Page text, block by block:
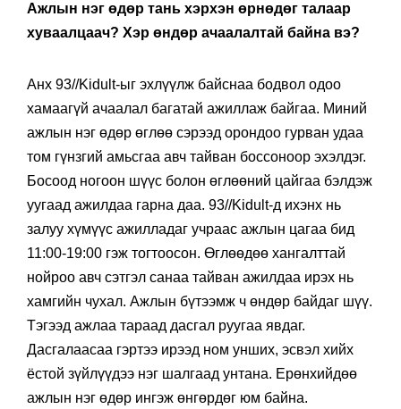
Ажлын нэг өдөр тань хэрхэн өрнөдөг талаар
хуваалцаач? Хэр өндөр ачаалалтай байна вэ?
Анх 93//Kidult-ыг эхлүүлж байснаа бодвол одоо
хамаагүй ачаалал багатай ажиллаж байгаа. Миний
ажлын нэг өдөр өглөө сэрээд орондоо гурван удаа
том гүнзгий амьсгаа авч тайван боссоноор эхэлдэг.
Босоод ногоон шүүс болон өглөөний цайгаа бэлдэж
уугаад ажилдаа гарна даа. 93//Kidult-д ихэнх нь
залуу хүмүүс ажилладаг учраас ажлын цагаа бид
11:00-19:00 гэж тогтоосон. Өглөөдөө хангалттай
нойроо авч сэтгэл санаа тайван ажилдаа ирэх нь
хамгийн чухал. Ажлын бүтээмж ч өндөр байдаг шүү.
Тэгээд ажлаа тараад дасгал руугаа явдаг.
Дасгалаасаа гэртээ ирээд ном унших, эсвэл хийх
ёстой зүйлүүдээ нэг шалгаад унтана. Ерөнхийдөө
ажлын нэг өдөр ингэж өнгөрдөг юм байна.